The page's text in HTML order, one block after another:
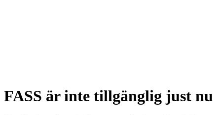
FASS är inte tillgänglig just nu